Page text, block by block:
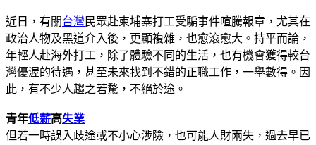
近日，有關台灣 民眾赴柬埔寨打工受騙事件喧騰報章，尤其在
政治人物及黑道介入後，更顯複雜，也愈滾愈大。持平而論，
年輕人赴海外打工，除了體驗不同的生活，也有機會獲得較台
灣優渥的待遇，甚至未來找到不錯的正職工作，一舉數得。因
此，有不少人趨之若騖，不絕於途。
青年低薪高失業
但若一時誤入歧途或不小心涉險，也可能人財兩失，過去早已